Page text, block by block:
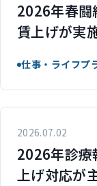
2026年春
賃上げが実
仕事・ライフプ
2026.07.02
2026年診
上げ対応が